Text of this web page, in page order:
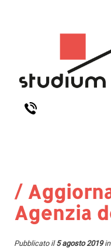
/
Agenzia
Pubblicato il5 agosto 2019in